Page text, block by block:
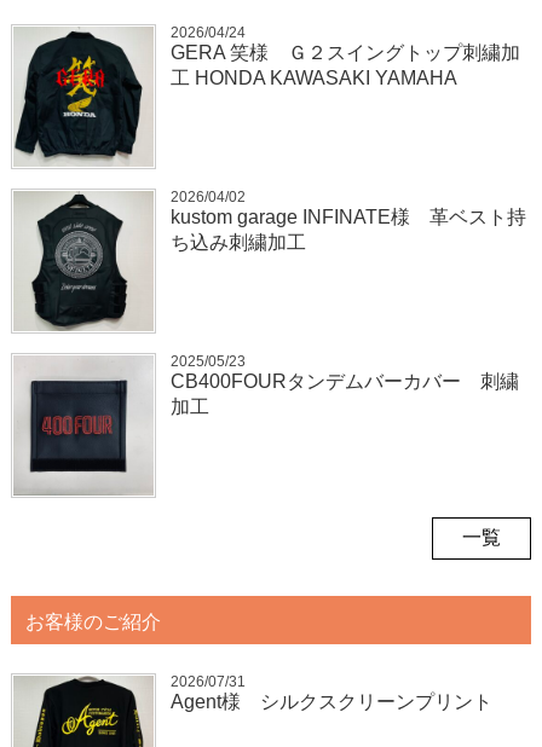
2026/04/24
GERA 笑様 Ｇ２スイングトップ刺繍加
工 HONDA KAWASAKI YAMAHA
2026/04/02
kustom garage INFINATE様 革ベスト持
ち込み刺繍加工
2025/05/23
CB400FOURタンデムバーカバー 刺繍
加工
一覧
お客様のご紹介
2026/07/31
Agent様 シルクスクリーンプリント